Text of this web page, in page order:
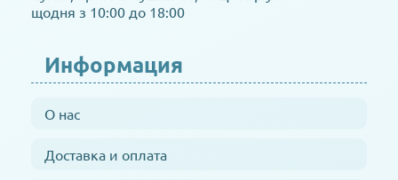
щодня з 10:00 до 18:00
Информация
О нас
Доставка и оплата